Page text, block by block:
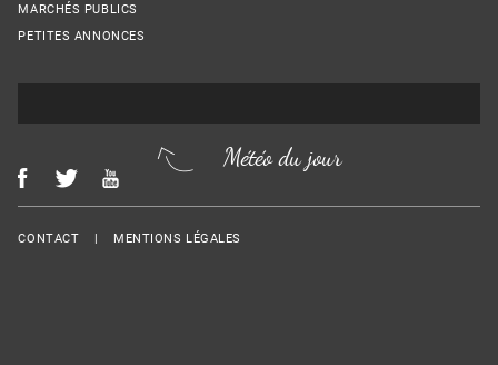
MARCHÉS PUBLICS
PETITES ANNONCES
Météo du jour
Menu Footer
CONTACT MENTIONS LÉGALES